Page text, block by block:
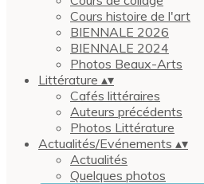
Cours histoire de l'art
BIENNALE 2026
BIENNALE 2024
Photos Beaux-Arts
Littérature ▴▾
Cafés littéraires
Auteurs précédents
Photos Littérature
Actualités/Evénements ▴▾
Actualités
Quelques photos